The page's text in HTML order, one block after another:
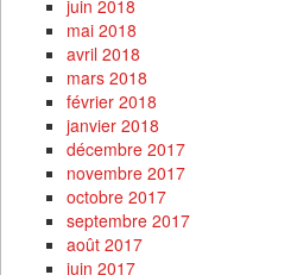
juin 2018
mai 2018
avril 2018
mars 2018
février 2018
janvier 2018
décembre 2017
novembre 2017
octobre 2017
septembre 2017
août 2017
juin 2017